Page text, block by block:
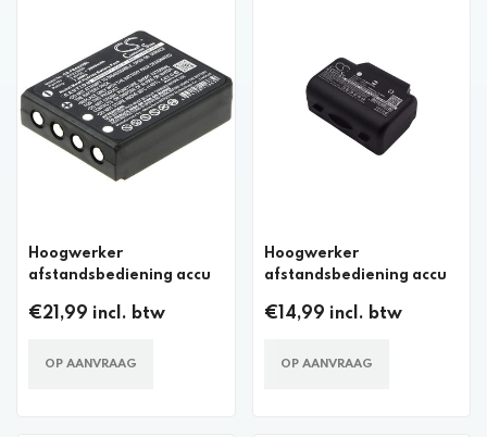
Hoogwerker
afstandsbediening accu
€21,99 incl. btw
OP AANVRAAG
Hoogwerker
afstandsbediening accu
€14,99 incl. btw
OP AANVRAAG